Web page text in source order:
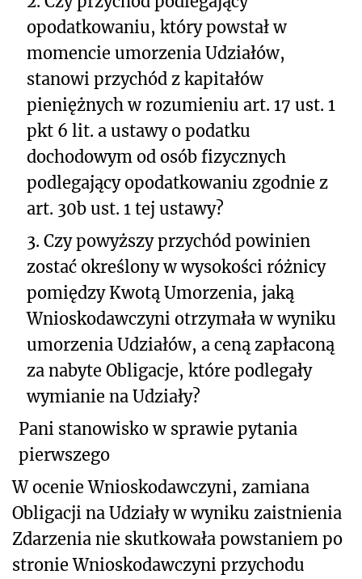
opodatkowaniu, który powstał w
momencie umorzenia Udziałów,
stanowi przychód z kapitałów
pieniężnych w rozumieniu art. 17 ust. 1
pkt 6 lit. a ustawy o podatku
dochodowym od osób fizycznych
podlegający opodatkowaniu zgodnie z
art. 30b ust. 1 tej ustawy?
3. Czy powyższy przychód powinien
zostać określony w wysokości różnicy
pomiędzy Kwotą Umorzenia, jaką
Wnioskodawczyni otrzymała w wyniku
umorzenia Udziałów, a ceną zapłaconą
za nabyte Obligacje, które podlegały
wymianie na Udziały?
Pani stanowisko w sprawie pytania
pierwszego
W ocenie Wnioskodawczyni, zamiana
Obligacji na Udziały w wyniku zaistnienia
Zdarzenia nie skutkowała powstaniem po
stronie Wnioskodawczyni przychodu